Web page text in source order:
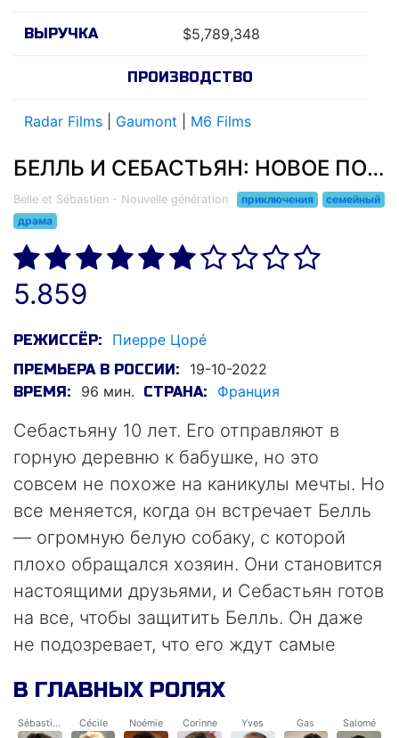
ВЫРУЧКА $5,789,348
ПРОИЗВОДСТВО
Radar Films Gaumont M6 Films
БЕЛЛЬ И СЕБАСТЬЯН: НОВОЕ ПОКОЛЕНИЕ (2022)
Belle et Sébastien - Nouvelle génération приключения
семейный
драма
5.859
РЕЖИССЁР: Пиерре Цорé
ПРЕМЬЕРА В РОССИИ: 19-10-2022
ВРЕМЯ: 96 мин. СТРАНА: Франция
Себастьяну 10 лет. Его отправляют в
горную деревню к бабушке, но это
совсем не похоже на каникулы мечты. Но
все меняется, когда он встречает Белль
— огромную белую собаку, с которой
плохо обращался хозяин. Они становится
настоящими друзьями, и Себастьян готов
на все, чтобы защитить Белль. Он даже
не подозревает, что его ждут самые
В ГЛАВНЫХ РОЛЯХ
Sébastien Cécile Noémie Corinne Yves Gas Salomé